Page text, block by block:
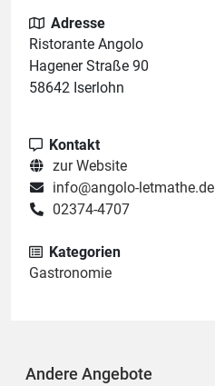
Adresse
Ristorante Angolo
Hagener Straße 90
58642 Iserlohn
Kontakt
zur Website
info@angolo-letmathe.de
02374-4707
Kategorien
Gastronomie
Andere Angebote